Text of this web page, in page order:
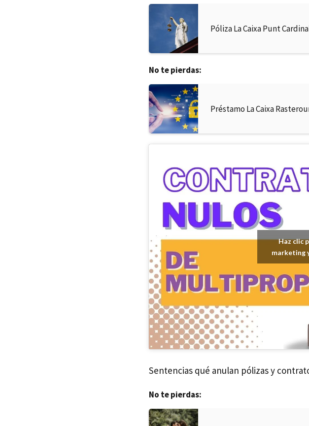
Póliza La Caixa Punt
No te pierdas:
Préstamo La Caixa
Haz clic
marketing
Sentencias qué anulan pólizas y
No te pierdas: